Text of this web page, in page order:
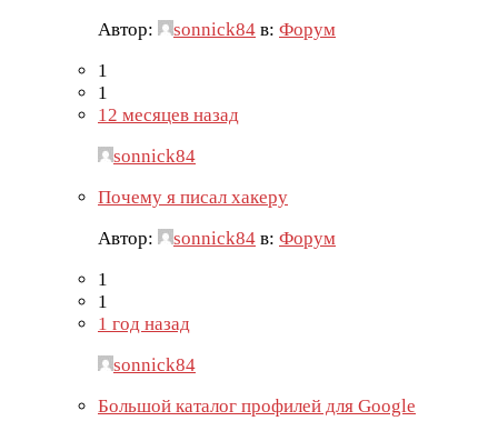
Автор:
sonnick84 в: Форум
1
1
12 месяцев назад
sonnick84
Почему я писал хакеру
Автор:
sonnick84 в: Форум
1
1
1 год назад
sonnick84
Большой каталог профилей для Google